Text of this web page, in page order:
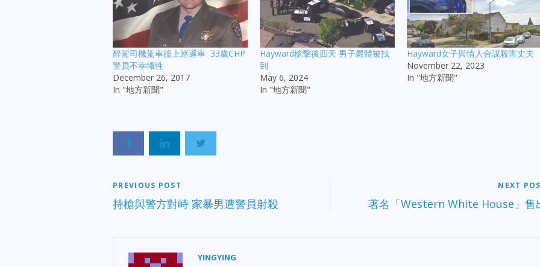
醉駕司機駕車撞上巡邏車 33歲CHP
警員不幸犧牲
December 26, 2017
In "地方新聞"
Hayward槍擊後四天 男子屍體被找
到
May 6, 2024
In "地方新聞"
Hayward女子與情人合謀殺害丈夫
November 22, 2023
In "地方新聞"
PREVIOUS POST
持槍與警方對峙 家暴男遭警員射殺
NEXT
著名「Western White House」售
YINGYING